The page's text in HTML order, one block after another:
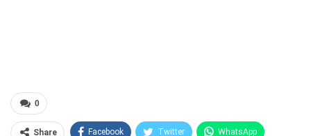
0
Share Facebook Twitter WhatsApp